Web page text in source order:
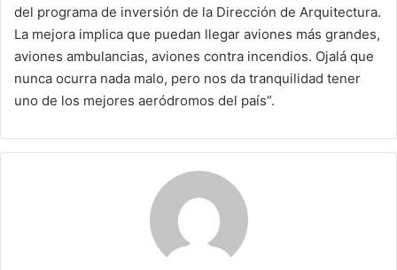
del programa de inversión de la Dirección de Arquitectura.
La mejora implica que puedan llegar aviones más grandes,
aviones ambulancias, aviones contra incendios. Ojalá que
nunca ocurra nada malo, pero nos da tranquilidad tener
uno de los mejores aeródromos del país”.